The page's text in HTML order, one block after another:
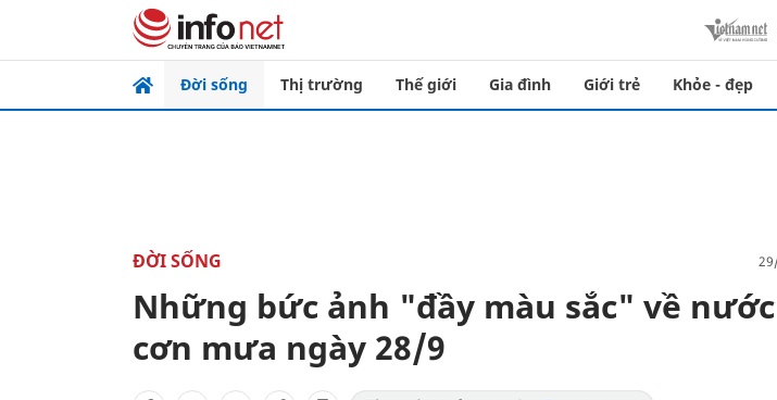
Đời sống Thị trường Thế giới Gia đình Giới trẻ Khỏe - đẹp
ĐỜI SỐNG
Những bức ảnh "đầy màu sắc" về
cơn mưa ngày 28/9